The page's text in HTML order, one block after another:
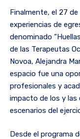
Finalmente, el 27
experiencias de
denominado
de las Terapeutas
Novoa, Alejandra
espacio fue una
profesionales y
impacto de los y las
escenarios del
Desde el programa